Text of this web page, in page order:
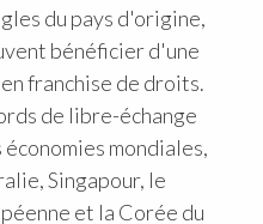
du pays d'origine,
bénéficier d'une
franchise de droits.
de libre-échange
mondiales,
Singapour, le
et la Corée du